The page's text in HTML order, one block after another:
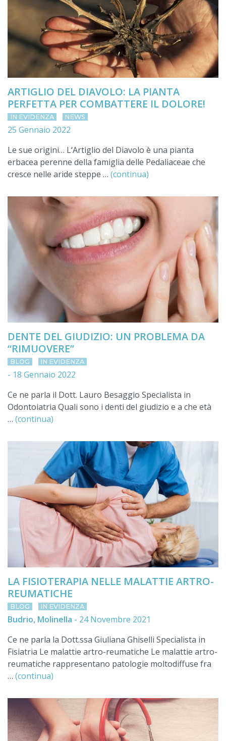
ARTIGLIO DEL DIAVOLO: LA PIANTA
PERFETTA PER COMBATTERE IL DOLORE!
IN EVIDENZA NEWS
25 Gennaio 2022
Le sue origini… L‘Artiglio del Diavolo è una pianta
erbacea perenne della famiglia delle Pedaliaceae che
cresce nelle aride steppe … (continua)
DENTE DEL GIUDIZIO: UN PROBLEMA DA
“RIMUOVERE”
BLOG IN EVIDENZA
- 18 Gennaio 2022
Ce ne parla il Dott. Lauro Besaggio Specialista in
Odontoiatria Quali sono i denti del giudizio e a che età
… (continua)
LA FISIOTERAPIA NELLE MALATTIE ARTRO-
REUMATICHE
BLOG IN EVIDENZA
Budrio, Molinella - 24 Novembre 2021
Ce ne parla la Dott.ssa Giuliana Ghiselli Specialista in
Fisiatria Le malattie artro-reumatiche Le malattie artro-
reumatiche rappresentano patologie moltodiffuse fra
… (continua)